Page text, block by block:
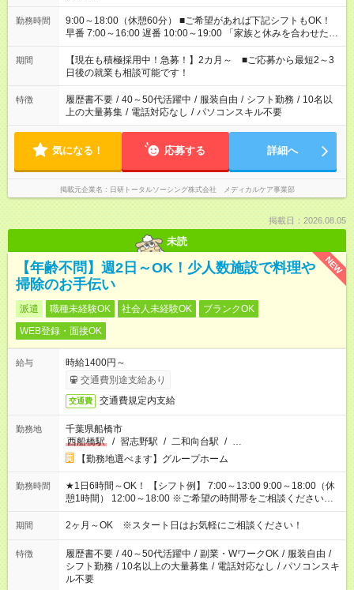
勤務時間
9:00～18:00（休憩60分） ■ご希望があれば下記シフトもOK！
早番 7:00～16:00 遅番 10:00～19:00 「家族と休みを合わせた
い」 「余裕を持って夕飯の準備がしたい」 「できれば残業はし
たくない」 など、ご希望を教えてくださいね。 ※Wワーク希望
の方へ 今ご覧のお仕事で希望する勤務時間と、もう1つのお仕事
の勤務時間。 合計で週40時間を超える場合は応募できません。
期間
【現在も積極採用中！急募！】2カ月～ ■ご応募から最短2～3
日後の就業も相談可能です！
特徴 履歴書不要 / 40～50代活躍中 / 服装自由 / シフト勤務 / 10名以
上の大量募集 / 電話対応なし / パソコンスキル不要
気になる！ 応募する 詳細へ
掲載元企業名 日研トータルソーシング株式会社 メディカルケア事業部
掲載日：2026.08.05
未読
NEW
【年齢不問】週2日～OK！少人数施設で料理や
掃除のお手伝い
派遣 職種未経験OK 社会人未経験OK
ブランクOK
WEB登録・面接OK
給与
時給1400円～
交通費別途支給あり
交通費 交通費規定内支給
勤務地
千葉県船橋市
西船橋駅
/ 習志野駅 / 二和向台駅 / …
【勤務地選べます】グループホーム
勤務時間
★1日6時間～OK！ 【シフト例】 7:00～13:00 9:00～18:00（休
憩1時間） 12:00～18:00 ※ご希望の時間帯をご相談ください。
※日勤、夜勤のみ、変則的な勤務等も相談OK！
期間 2ヶ月～OK ※スタート日はお気軽にご相談ください！
特徴 履歴書不要 / 40～50代活躍中 / 副業・WワークOK / 服装自由 /
シフト勤務 / 10名以上の大量募集 / 電話対応なし / パソコンスキ
ル不要